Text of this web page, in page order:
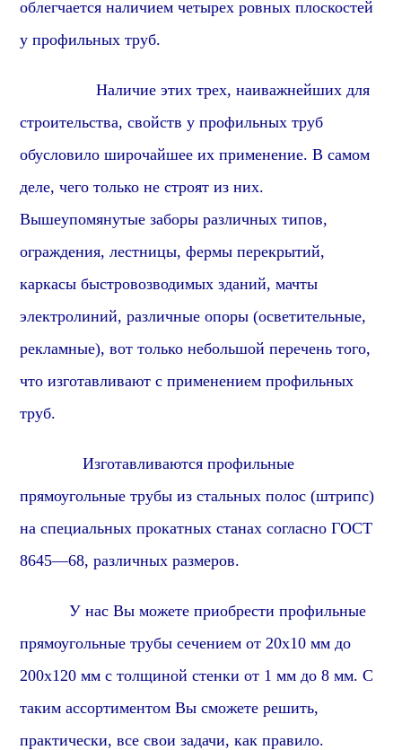
облегчается наличием четырех ровных плоскостей
упрофильных труб.
Наличие этих трех, наиважнейших для
строительства, свойств у профильных труб
обусловило широчайшее их применение. В самом
деле, чего только не строят из них.
Вышеупомянутые заборы различных типов,
ограждения, лестницы, фермы перекрытий,
каркасы быстровозводимых зданий, мачты
электролиний, различные опоры (осветительные,
рекламные), вот только небольшой перечень того,
что изготавливают с применением профильных
труб.
Изготавливаютсяпрофильные
прямоугольныетрубы из стальных полос (штрипс)
на специальных прокатных станах согласно ГОСТ
8645—68, различных размеров.
У нас Вы можете приобрестипрофильные
прямоугольные трубы сечением от20х10 мм до
200х120 мм с толщиной стенки от 1 мм до 8 мм. С
таким ассортиментом Вы сможете решить,
практически, все свои задачи, как правило.